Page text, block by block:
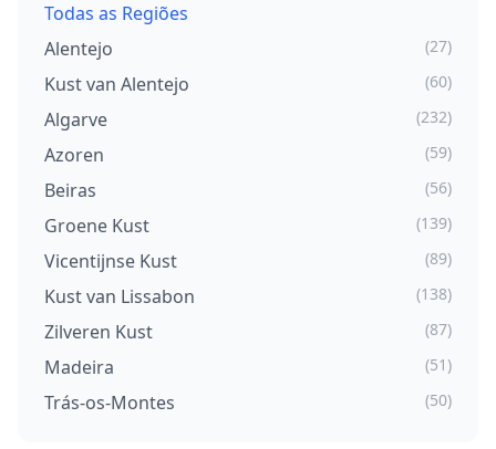
Todas as Regiões
Alentejo
(27)
Kust van Alentejo (60)
Algarve (232)
Azoren (59)
Beiras (56)
Groene Kust (139)
Vicentijnse Kust (89)
Kust van Lissabon (138)
Zilveren Kust (87)
Madeira (51)
Trás-os-Montes (50)